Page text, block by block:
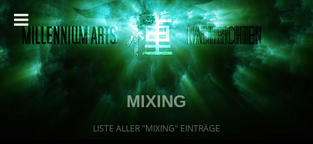
MIXING
LISTE ALLER "MIXING" EINTRÄGE